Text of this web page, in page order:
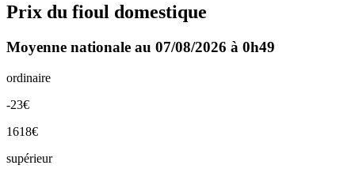
Prix du fioul domestique
Moyenne nationale au 07/08/2026 à 0h49
ordinaire
-23€
1618€
supérieur